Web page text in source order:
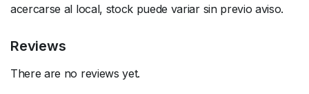
acercarse al local, stock puede variar sin previo aviso.
Reviews
There are no reviews yet.